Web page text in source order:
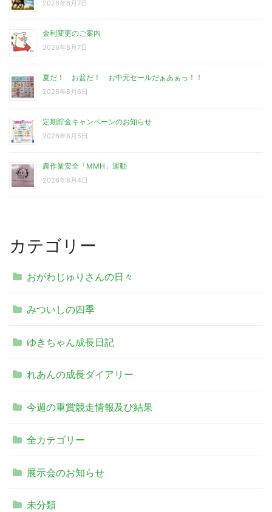
2026年8月7日
金利変更のご案内
2026年8月7日
夏だ！ お盆だ！ お中元セールだぁあぁっ！！
2026年8月6日
定期貯金キャンペーンのお知らせ
2026年8月5日
農作業安全「MMH」運動
2026年8月4日
カテゴリー
おがわじゅりさんの日々
みついしの四季
ゆきちゃん成長日記
れあんの成長ダイアリー
今週の重賞競走情報及び結果
全カテゴリー
展示会のお知らせ
未分類